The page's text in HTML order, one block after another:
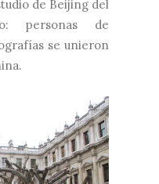
de Beijing del
personas de
se unieron